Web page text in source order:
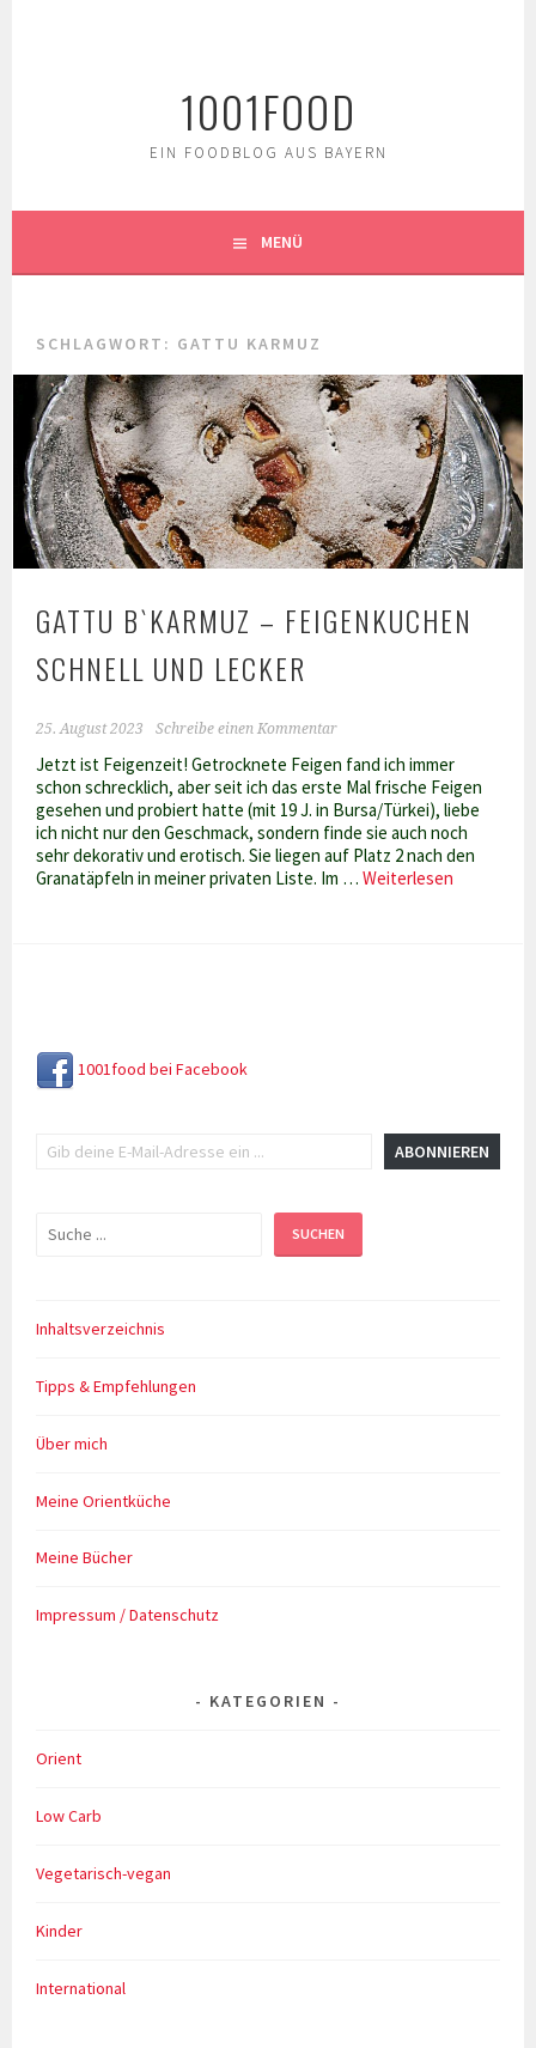
1001FOOD
EIN FOODBLOG AUS BAYERN
MENÜ
SCHLAGWORT: GATTU KARMUZ
GATTU B`KARMUZ – FEIGENKUCHEN
SCHNELL UND LECKER
25. August 2023 Schreibe einen Kommentar
Jetzt ist Feigenzeit! Getrocknete Feigen fand ich immer
schon schrecklich, aber seit ich das erste Mal frische Feigen
gesehen und probiert hatte (mit 19 J. in Bursa/Türkei), liebe
ich nicht nur den Geschmack, sondern finde sie auch noch
sehr dekorativ und erotisch. Sie liegen auf Platz 2 nach den
Granatäpfeln in meiner privaten Liste. Im …Weiterlesen
1001food bei Facebook
ABONNIEREN
Suchen SUCHEN
Inhaltsverzeichnis
Tipps & Empfehlungen
Über mich
Meine Orientküche
Meine Bücher
Impressum / Datenschutz
KATEGORIEN
Orient
Low Carb
Vegetarisch-vegan
Kinder
International